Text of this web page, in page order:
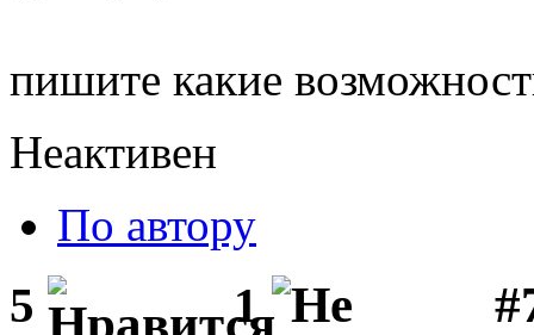
пишите какие
Неактивен
По автору
5 1